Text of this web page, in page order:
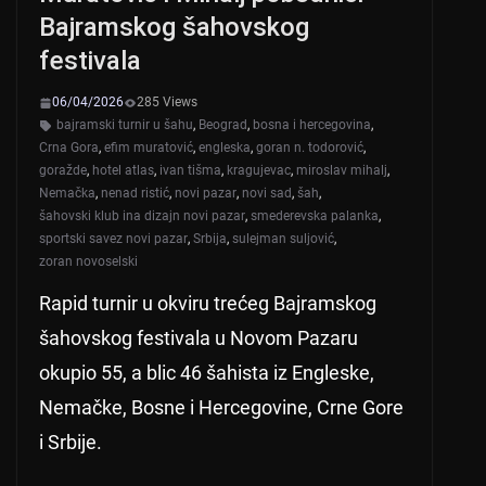
Bajramskog šahovskog
festivala
06/04/2026
285 Views
bajramski turnir u šahu, Beograd, bosna i hercegovina,
Crna Gora, efim muratović, engleska, goran n. todorović,
goražde, hotel atlas, ivan tišma, kragujevac, miroslav mihalj,
Nemačka, nenad ristić, novi pazar, novi sad, šah,
šahovski klub ina dizajn novi pazar, smederevska palanka,
sportski savez novi pazar, Srbija, sulejman suljović,
zoran novoselski
Rapid turnir u okviru trećeg Bajramskog
šahovskog festivala u Novom Pazaru
okupio 55, a blic 46 šahista iz Engleske,
Nemačke, Bosne i Hercegovine, Crne Gore
i Srbije.